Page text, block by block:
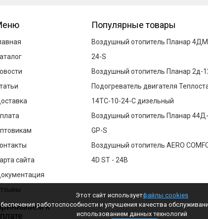
сайта
к
Популярные товары
Воздушный отопитель Планар
24-S
Воздушный отопитель Планар 2д-
Подогреватель двигателя
14ТС-10-24-С дизельный
Воздушный отопитель Планар
GP-S
Воздушный отопитель AERO
4D ST - 24В
Этот сайт используетфайлы cookies
работоспособности и улучшения качества
использованием данных технологий